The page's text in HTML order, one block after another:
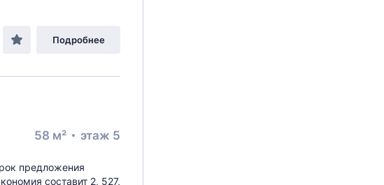
Подробнее
58 м² этаж 5
предложения
составит 2, 527,